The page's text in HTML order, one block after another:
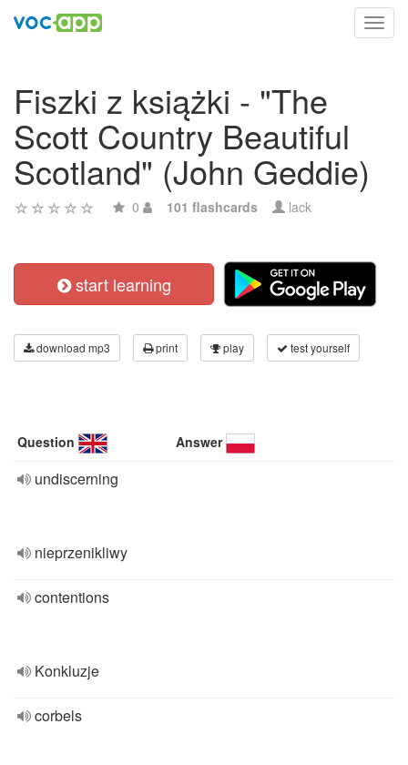
Fiszki z książki - "The
Scott Country Beautiful
Scotland" (John Geddie)
0 101 flashcards lack
start learning
download mp3 print play test yourself
Question Answer
undiscerning
nieprzenikliwy
contentions
Konkluzje
corbels